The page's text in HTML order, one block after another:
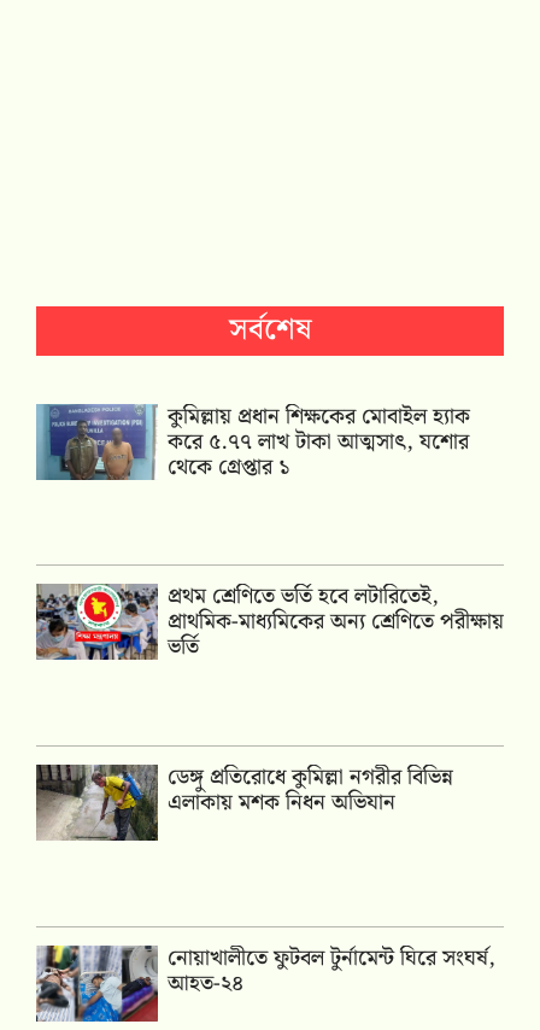
সর্বশেষ
কুমিল্লায় প্রধান শিক্ষকের মোবাইল হ্যাক
করে ৫.৭৭ লাখ টাকা আত্মসাৎ, যশোর
থেকে গ্রেপ্তার ১
প্রথম শ্রেণিতে ভর্তি হবে লটারিতেই,
প্রাথমিক-মাধ্যমিকের অন্য শ্রেণিতে পরীক্ষায়
ভর্তি
ডেঙ্গু প্রতিরোধে কুমিল্লা নগরীর বিভিন্ন
এলাকায় মশক নিধন অভিযান
নোয়াখালীতে ফুটবল টুর্নামেন্ট ঘিরে সংঘর্ষ,
আহত-২৪